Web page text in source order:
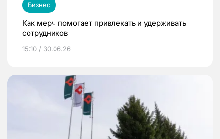
Бизнес
Как мерч помогает привлекать и удерживать
сотрудников
15:10 / 30.06.26